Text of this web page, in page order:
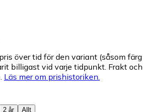
över tid för den variant (såsom färg
billigast vid varje tidpunkt. Frakt och
Läs mer om prishistoriken.
2 år Allt